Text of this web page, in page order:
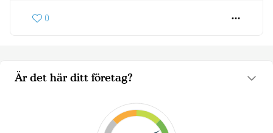
Är det här ditt företag?
0